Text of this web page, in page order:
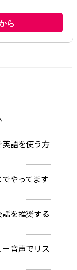
英語を使う方
やってます
を推奨する
音声でリス